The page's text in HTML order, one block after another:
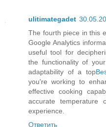
ulitimategadet
The fourth piece in this
Google Analytics
useful tool for
the functionality of
adaptability of a top
you're working to
effective cooking
accurate temperature
experience.
Ответить